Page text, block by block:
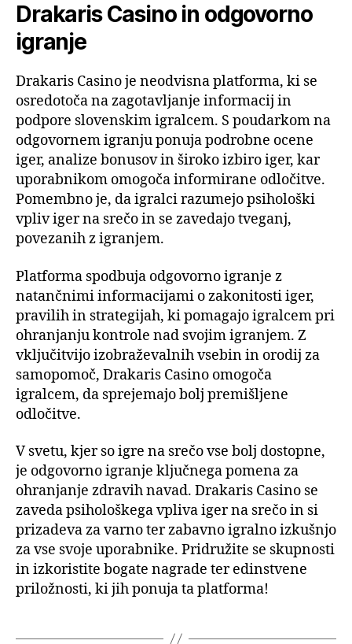
Drakaris Casino in odgovorno
igranje
Drakaris Casino je neodvisna platforma, ki se
osredotoča na zagotavljanje informacij in
podpore slovenskim igralcem. S poudarkom na
odgovornem igranju ponuja podrobne ocene
iger, analize bonusov in široko izbiro iger, kar
uporabnikom omogoča informirane odločitve.
Pomembno je, da igralci razumejo psihološki
vpliv iger na srečo in se zavedajo tveganj,
povezanih z igranjem.
Platforma spodbuja odgovorno igranje z
natančnimi informacijami o zakonitosti iger,
pravilih in strategijah, ki pomagajo igralcem pri
ohranjanju kontrole nad svojim igranjem. Z
vključitvijo izobraževalnih vsebin in orodij za
samopomoč, Drakaris Casino omogoča
igralcem, da sprejemajo bolj premišljene
odločitve.
V svetu, kjer so igre na srečo vse bolj dostopne,
je odgovorno igranje ključnega pomena za
ohranjanje zdravih navad. Drakaris Casino se
zaveda psihološkega vpliva iger na srečo in si
prizadeva za varno ter zabavno igralno izkušnjo
za vse svoje uporabnike. Pridružite se skupnosti
in izkoristite bogate nagrade ter edinstvene
priložnosti, ki jih ponuja ta platforma!